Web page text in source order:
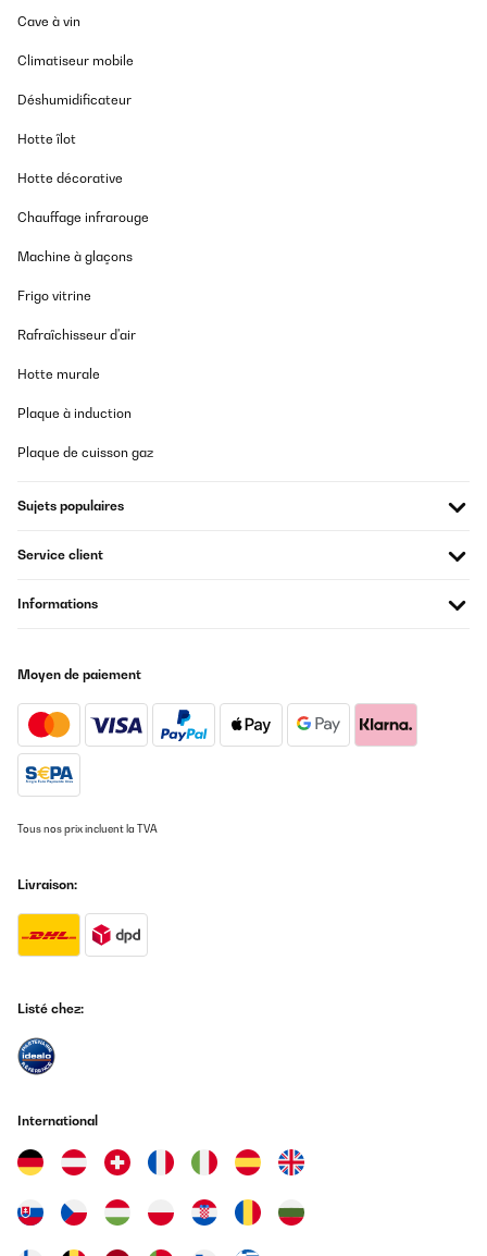
Cave à vin
Climatiseur mobile
Déshumidificateur
Hotte îlot
Hotte décorative
Chauffage infrarouge
Machine à glaçons
Frigo vitrine
Rafraîchisseur d'air
Hotte murale
Plaque à induction
Plaque de cuisson gaz
Sujets populaires
Service client
Informations
Moyen de paiement
Tous nos prix incluent la TVA
Livraison:
Listé chez:
International